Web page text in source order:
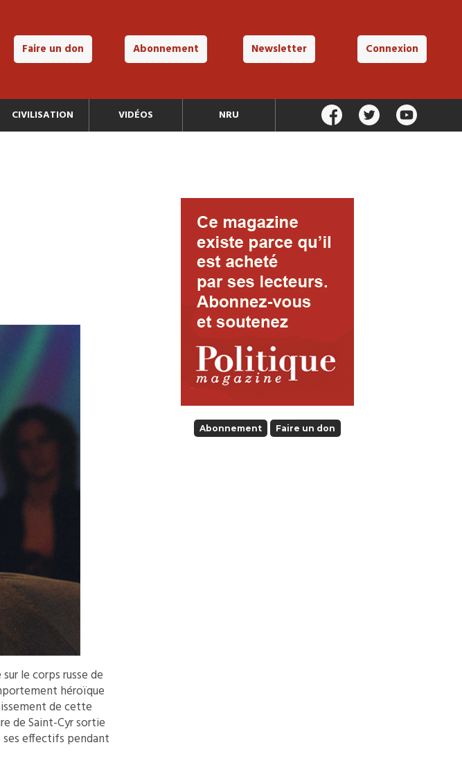
Faire un don Abonnement Newsletter Connexion
CIVILISATION VIDÉOS NRU
le corps russe de
héroïque
de cette
de Saint-Cyr sortie
ses effectifs pendant
Abonnement Faire un don